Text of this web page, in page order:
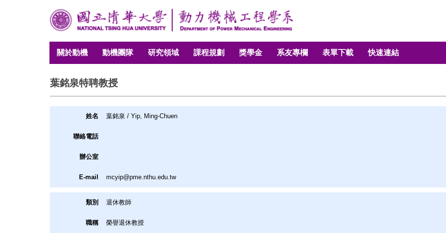
關於動機 動機團隊 研究領域 課程規劃 獎學金 系友專欄 表單下載 快速連結
葉銘泉特聘教授
姓名 葉銘泉 / Yip, Ming-Chuen
聯絡電話
辦公室
E-mail mcyip@pme.nthu.edu.tw
類別 退休教師
職稱 榮譽退休教授